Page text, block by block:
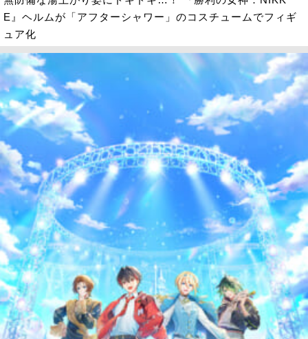
E』ヘルムが「アフターシャワー」のコスチュームでフィギ
ュア化